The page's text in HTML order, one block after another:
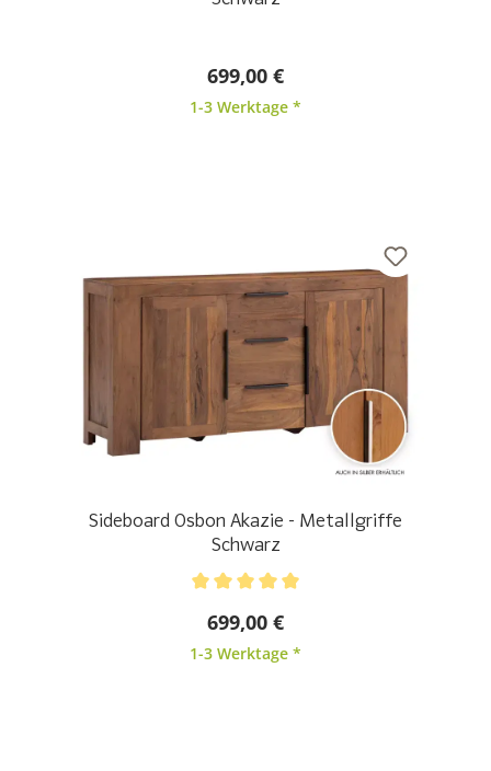
699,00 €
1-3 Werktage *
Sideboard Osbon Akazie - Metallgriffe
Schwarz
699,00 €
1-3 Werktage *